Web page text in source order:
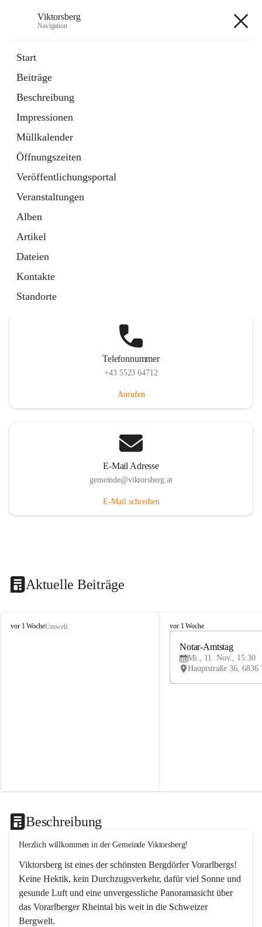
Viktorsberg
Navigation
Start
Beiträge
Beschreibung
Impressionen
Müllkalender
Öffnungszeiten
Veröffentlichungsportal
Veranstaltungen
Alben
Artikel
Dateien
Kontakte
Standorte
1 Schnellzugriff
Bürgerservice
10 Schnellzugriffe
Telefonnummer
+43 5523 64712
Anrufen
E-Mail Adresse
gemeinde@viktorsberg.at
E-Mail schreiben
Aktuelle Beiträge
V
vor 1 WocheUmwelt
V
vor 1 Woche
Notar-Amtstag
Mi., 11. Nov., 15:30
Beschreibung
Herzlich willkommen in der Gemeinde Viktorsberg!
Viktorsberg ist eines der schönsten Bergdörfer Vorarlbergs!
Keine Hektik, kein Durchzugsverkehr, dafür viel Sonne und
gesunde Luft und eine unvergessliche Panoramasicht über
das Vorarlberger Rheintal bis weit in die Schweizer
Bergwelt.